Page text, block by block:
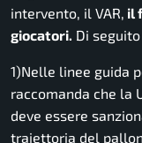
intervento, il VAR, il
giocatori. Di
1)Nelle linee guida
raccomanda che la
deve essere
traiettoria del